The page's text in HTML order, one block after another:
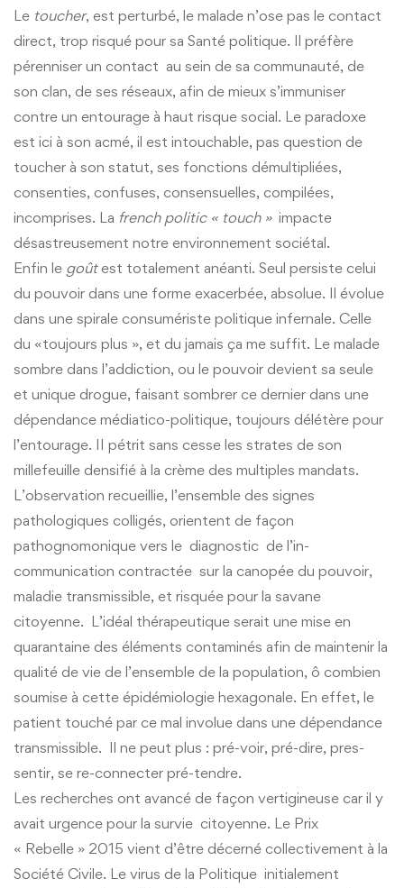
Le toucher, est perturbé, le malade n’ose pas le contact
direct, trop risqué pour sa Santé politique. Il préfère
pérenniser un contact au sein de sa communauté, de
son clan, de ses réseaux, afin de mieux s’immuniser
contre un entourage à haut risque social. Le paradoxe
est ici à son acmé, il est intouchable, pas question de
toucher à son statut, ses fonctions démultipliées,
consenties, confuses, consensuelles, compilées,
incomprises. La french politic « touch »impacte
désastreusement notre environnement sociétal.
Enfin le goûtest totalement anéanti. Seul persiste celui
du pouvoir dans une forme exacerbée, absolue. Il évolue
dans une spirale consumériste politique infernale. Celle
du «toujours plus », et du jamais ça me suffit. Le malade
sombre dans l’addiction, ou le pouvoir devient sa seule
et unique drogue, faisant sombrer ce dernier dans une
dépendance médiatico-politique, toujours délétère pour
l’entourage. II pétrit sans cesse les strates de son
millefeuille densifié à la crème des multiples mandats.
L’observation recueillie, l’ensemble des signes
pathologiques colligés, orientent de façon
pathognomonique vers le diagnostic de l’in-
communication contractée sur la canopée du pouvoir,
maladie transmissible, et risquée pour la savane
citoyenne. L’idéal thérapeutique serait une mise en
quarantaine des éléments contaminés afin de maintenir la
qualité de vie de l’ensemble de la population, ô combien
soumise à cette épidémiologie hexagonale. En effet, le
patient touché par ce mal involue dans une dépendance
transmissible. Il ne peut plus : pré-voir, pré-dire, pres-
sentir, se re-connecter pré-tendre.
Les recherches ont avancé de façon vertigineuse car il y
avait urgence pour la survie citoyenne. Le Prix
« Rebelle » 2015 vient d’être décerné collectivement à la
Société Civile. Le virus de la Politique initialement